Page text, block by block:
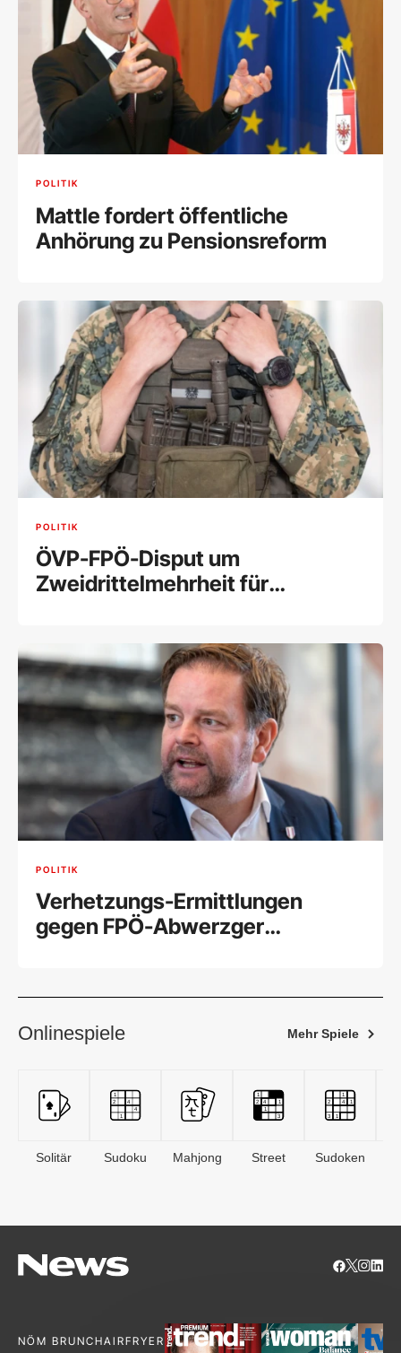
POLITIK
Mattle fordert öffentliche
Anhörung zu Pensionsreform
POLITIK
ÖVP-FPÖ-Disput um
Zweidrittelmehrheit für
POLITIK
Verhetzungs-Ermittlungen
gegen FPÖ-Abwerzger
Onlinespiele Mehr Spiele
Solitär Sudoku Mahjong Street Sudoken
NÖM BRUNCHAIRFRYER